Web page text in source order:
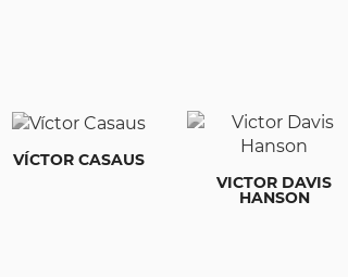
VÍCTOR CASAUS
VICTOR DAVIS
HANSON